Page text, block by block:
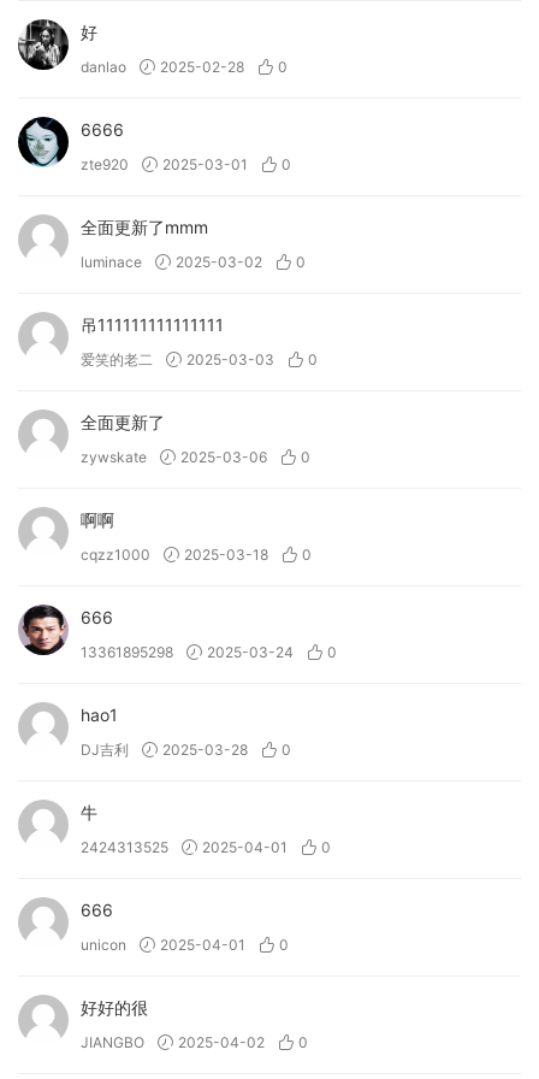
• 使用富有表现力的调制塑造和塑造独特的贝斯层。
• 从丰富的现代贝斯音色库中形成动态序列。
→ Motion: Fractal 能做什么？
• 使用迷人的颗粒纹理增强静态声音。
• 使用灵活的断续重复触发引人入胜、故障频出的重复。
• 使用光标控制参数，实现令人眼花缭乱的声音设计。
• 通过沉浸式、反应式 3D 可视化，让调制栩栩如生。
→ Motion: Dimension 能做什么？
• 使用双重延迟制作复杂的节奏模式。
• 平滑地融合板式混响和大厅混响，营造不断变化的空间。
• 反向延迟，打造令人眼花缭乱的音效设计。
• 为单声道声音赋予创意的空间复杂性。
• 尝试串联和并联效果路由。
→ Motion: Harmonic 能做什么？
• 设计富有表现力的滤波器扫描以营造张力。
• 使鼓点具有独特的扭曲特性。
• 增强 808、底鼓和贝斯的泛音。
• 为吉他和合成器旋律注入活力。
• 为打击垫添加动感和节奏。
• 使用 3D 反应对象将音频可视化。
• 频谱图 – 以可视化方式分析特定时间频率的响度。
• 条形图 – 频率增益水平的频谱分析仪。
• 波形分析仪 – 音频信号波形的可视化表示。
好
danlao 2025-02-28 0
6666
zte920 2025-03-01 0
全面更新了mmm
luminace 2025-03-02 0
吊111111111111111
爱笑的老二 2025-03-03 0
全面更新了
zywskate 2025-03-06 0
啊啊
cqzz1000 2025-03-18 0
666
13361895298 2025-03-24 0
hao1
DJ吉利 2025-03-28 0
牛
2424313525 2025-04-01 0
666
unicon 2025-04-01 0
好好的很
JIANGBO 2025-04-02 0